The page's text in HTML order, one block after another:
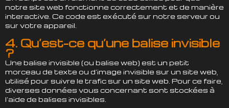
notre site web fonctionne correctement et de manière
interactive. Ce code est exécuté sur notre serveur ou
sur votre appareil.
4. Qu’est-ce qu’une balise invisible
?
Une balise invisible (ou balise web) est un petit
morceau de texte ou d’image invisible sur un site web,
utilisé pour suivre le trafic sur un site web. Pour ce faire,
diverses données vous concernant sont stockées à
l’aide de balises invisibles.